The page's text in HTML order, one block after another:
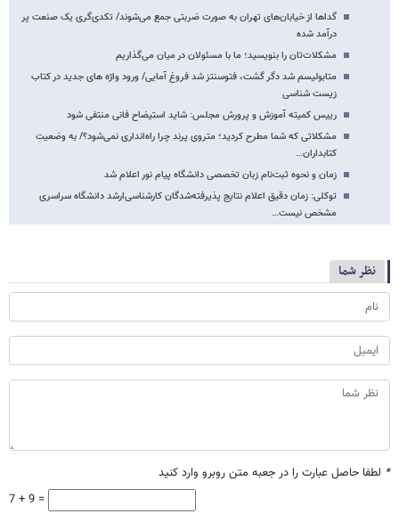
گداها از خیابان‌های تهران به صورت ضربتی جمع می‌شوند/ تکدی‌گری یک صنعت پر
درآمد شده
مشکلات‌تان را بنویسید؛ ما با مسئولان در میان می‌گذاریم
متابولیسم شد دگر گشت، فتوسنتز شد فروغ آمایی/ ورود واژه های جدید در کتاب
زیست شناسی
رییس کمیته آموزش و پرورش مجلس: شاید استیضاح فانی منتفی شود
مشکلاتی که شما مطرح کردید؛ متروی پرند چرا راه‌انداری نمی‌شود؟/ به وضعیت
کتابداران…
زمان و نحوه ثبت‌نام زبان تخصصی دانشگاه پیام نور اعلام شد
توکلی: زمان دقیق اعلام نتایج پذیرفته‌شدگان کارشناسی‌ارشد دانشگاه سراسری
مشخص نیست…
نظر شما
* لطفا حاصل عبارت را در جعبه متن روبرو وارد کنید
7 + 9 =